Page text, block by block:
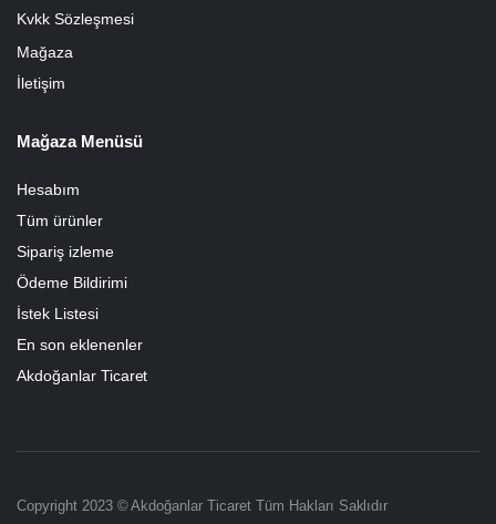
Kvkk Sözleşmesi
Mağaza
İletişim
Mağaza Menüsü
Hesabım
Tüm ürünler
Sipariş izleme
Ödeme Bildirimi
İstek Listesi
En son eklenenler
Akdoğanlar Ticaret
Copyright 2023 © Akdoğanlar Ticaret Tüm Hakları Saklıdır